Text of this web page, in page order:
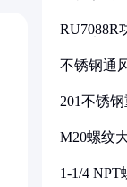
RU7088R
不锈钢通
201不锈
M20螺纹
1-1/4